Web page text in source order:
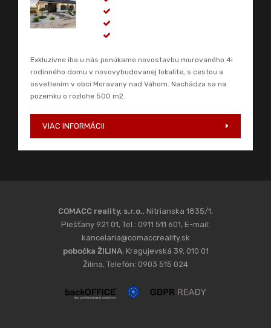
Exkluzívne iba u nás ponúkame novostavbu murovaného 4i
rodinného domu v novovybudovanej lokalite, s cestou a
osvetlením v obci Moravany nad Váhom. Nachádza sa na
pozemku o rozlohe 500 m2.
VIAC INFORMÁCII
COMACC reality, s.r.o., Nitrianska 1835/1,
Piešťany 921 01, Tel.: 0911 511 601, E-mail:
kancelaria@comaccreality.sk
pobočka ŽILINA, Kragujevská 39, 010 01
Žilina, Telefón: 0903 515 024